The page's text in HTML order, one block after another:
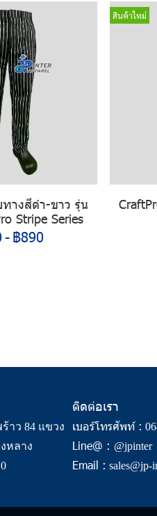
ทางสีดำ-ขาว รุ่น
Stripe Series
- ฿890
สินค้าใหม่
าว 84 แขวง
หลาง
ติดต่อเรา
เบอร์โทรศัพท์ :
Line@ : @jpinter
Email : sales@jp-